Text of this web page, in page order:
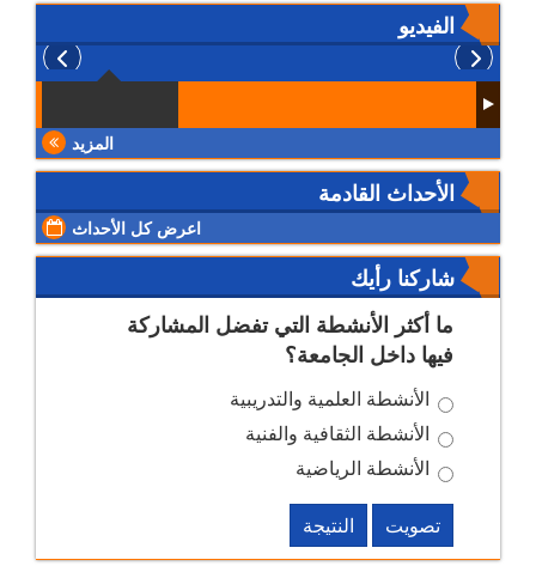
الفيديو
المزيد
الأحداث القادمة
اعرض كل الأحداث
شاركنا رأيك
ما أكثر الأنشطة التي تفضل المشاركة
فيها داخل الجامعة؟
الأنشطة العلمية والتدريبية
الأنشطة الثقافية والفنية
الأنشطة الرياضية
تصويت النتيجة